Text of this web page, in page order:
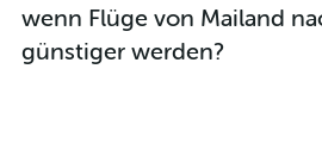
wenn Flüge von Mailand
günstiger werden?